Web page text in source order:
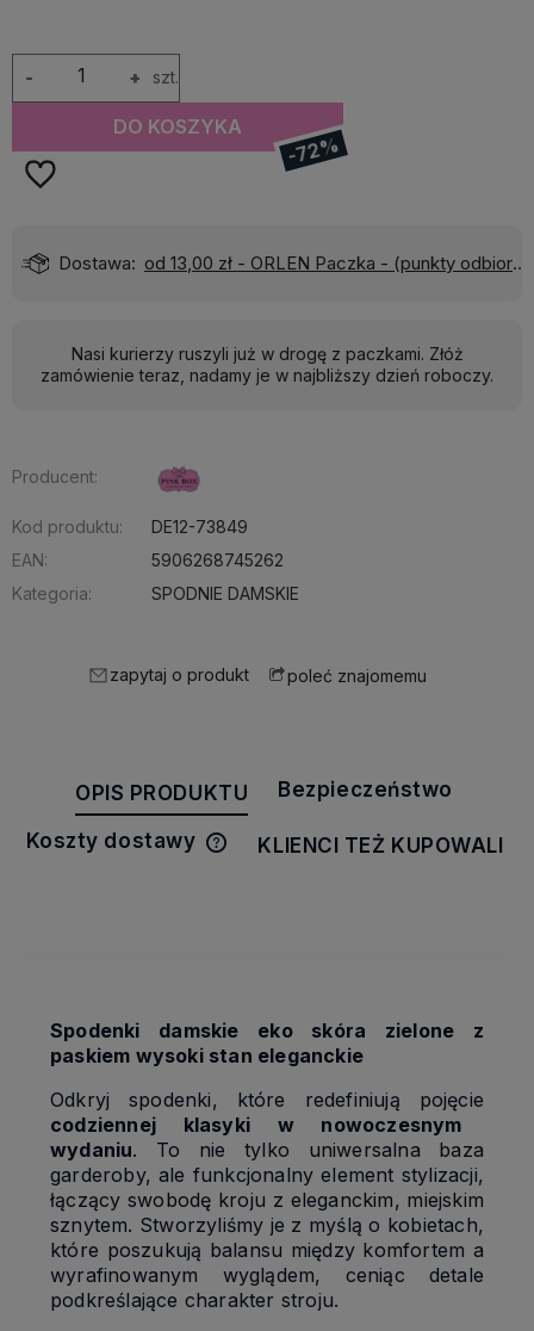
+
- szt.
DO KOSZYKA
-72%
Wyślemy do Ciebie w: 24 godziny
Nasi kurierzy ruszyli już w drogę z paczkami. Złóż
zamówienie teraz, nadamy je w najbliższy dzień roboczy.
Producent:
Kod produktu:
DE12-73849
EAN:
5906268745262
Kategoria:
SPODNIE DAMSKIE
zapytaj o produkt poleć znajomemu
OPIS PRODUKTU Bezpieczeństwo
Koszty dostawy
Cena nie zawiera ewentualnych
KLIENCI TEŻ KUPOWALI
Spodenki damskie eko skóra zielone z
paskiem wysoki stan eleganckie
Odkryj spodenki, które redefiniują pojęcie
codziennej klasyki w nowoczesnym
wydaniu. To nie tylko uniwersalna baza
garderoby, ale funkcjonalny element stylizacji,
łączący swobodę kroju z eleganckim, miejskim
sznytem. Stworzyliśmy je z myślą o kobietach,
które poszukują balansu między komfortem a
wyrafinowanym wyglądem, ceniąc detale
podkreślające charakter stroju.